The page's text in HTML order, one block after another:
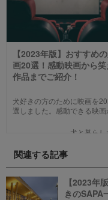
【2023年版】おすすめ
画20選！感動映画から笑
作品までご紹介！
犬好きの方のために映画を
選しました。感動できる映画
で、犬の名作映画を邦画7本,
ぞれの映画の魅力やあらすじ
い文章で簡潔に紹介していま
映画選びの参考にしていただ
ばと思います。
犬と暮らし
関連する記事
【2023年
きのSAPA